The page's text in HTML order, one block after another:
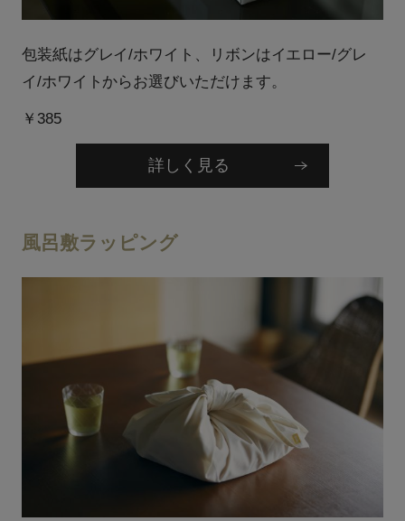
包装紙はグレイ/ホワイト、リボンはイエロー/グレ
イ/ホワイトからお選びいただけます。
￥385
詳しく見る
風呂敷ラッピング